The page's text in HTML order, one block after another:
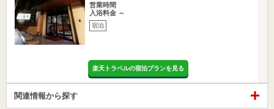
営業時間
入浴料金 ～
宿泊
楽天トラベルの宿泊プランを見る
関連情報から探す